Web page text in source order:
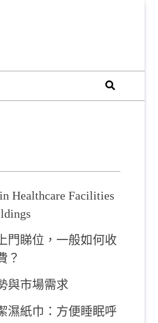
Healthcare Facilities
門睇位，一般如何收
？
與市場需求
濕紙巾：方便睡眠呼